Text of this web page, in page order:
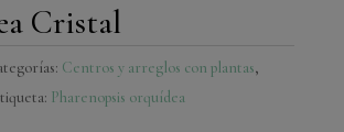
Cristal
Centros y arreglos con plantas,
Pharenopsis orquídea